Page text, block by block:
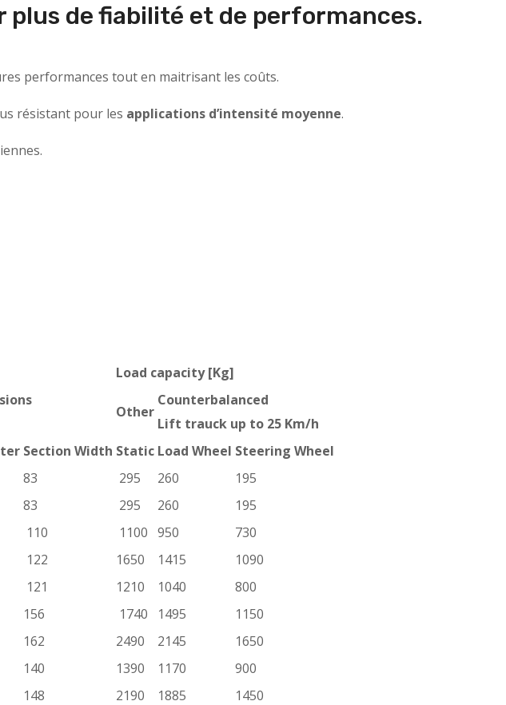
de fiabilité et de performances.
performances tout en maitrisant les coûts.
résistant pour les applications d’intensité moyenne.
Load capacity [Kg]
Other
Counterbalanced
Lift trauck up to 25 Km/h
Section Width Static Load Wheel Steering Wheel
83 295 260
195
83 295 260
195
110 1100 950
730
122 1650 1415
1090
121 1210 1040
800
156 1740 1495
1150
162 2490 2145
1650
140 1390 1170
900
148 2190 1885
1450